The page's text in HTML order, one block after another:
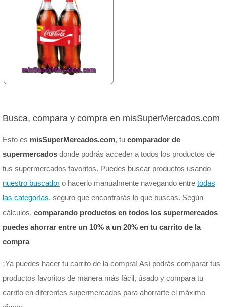
Busca, compara y compra en misSuperMercados.com
Esto es misSuperMercados.com, tu comparador de
supermercados donde podrás acceder a todos los productos de
tus supermercados favoritos. Puedes buscar productos usando
nuestro buscador o hacerlo manualmente navegando entre todas
las categorías, seguro que encontrarás lo que buscas. Según
cálculos, comparando productos en todos los supermercados
puedes ahorrar entre un 10% a un 20% en tu carrito de la
compra
¡Ya puedes hacer tu carrito de la compra! Así podrás comparar tus
productos favoritos de manera más fácil, úsado y compara tu
carrito en diferentes supermercados para ahorrarte el máximo